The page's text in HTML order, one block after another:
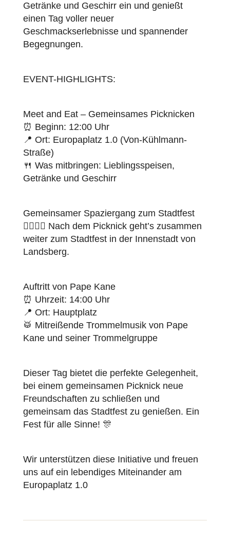
Getränke und Geschirr ein und genießt
einen Tag voller neuer
Geschmackserlebnisse und spannender
Begegnungen.
EVENT-HIGHLIGHTS:
Meet and Eat – Gemeinsames Picknicken
⏰ Beginn: 12:00 Uhr
📍 Ort: Europaplatz 1.0 (Von-Kühlmann-
Straße)
🍴 Was mitbringen: Lieblingsspeisen,
Getränke und Geschirr
Gemeinsamer Spaziergang zum Stadtfest
🚶‍♀️🚶‍♂️ Nach dem Picknick geht’s zusammen
weiter zum Stadtfest in der Innenstadt von
Landsberg.
Auftritt von Pape Kane
⏰ Uhrzeit: 14:00 Uhr
📍 Ort: Hauptplatz
🥁 Mitreißende Trommelmusik von Pape
Kane und seiner Trommelgruppe
Dieser Tag bietet die perfekte Gelegenheit,
bei einem gemeinsamen Picknick neue
Freundschaften zu schließen und
gemeinsam das Stadtfest zu genießen. Ein
Fest für alle Sinne! 🎊
Wir unterstützen diese Initiative und freuen
uns auf ein lebendiges Miteinander am
Europaplatz 1.0